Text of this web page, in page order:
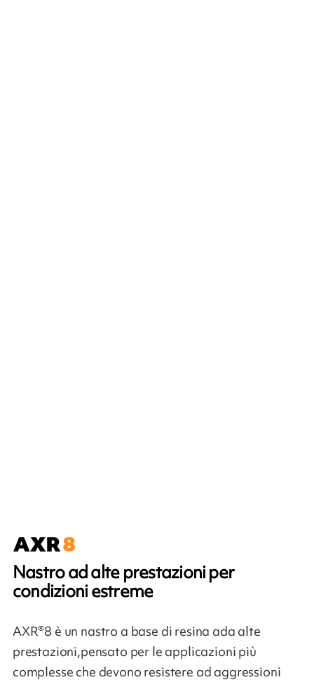
Nastro ad alte prestazioni per
condizioni estreme
AXR®8 è un nastro a base di resina ada alte
prestazioni,pensato per le applicazioni più
complesse che devono resistere ad aggressioni